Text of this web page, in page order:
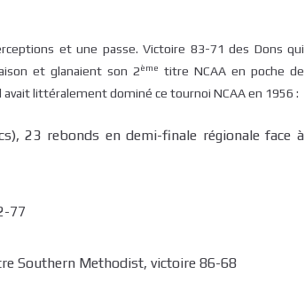
et une passe. Victoire 83-71 des Dons qui
et glanaient son 2ème
titre NCAA en poche de
avait littéralement dominé ce tournoi NCAA en 1956 :
23 rebonds en demi-finale régionale face à
77
Southern Methodist, victoire 86-68